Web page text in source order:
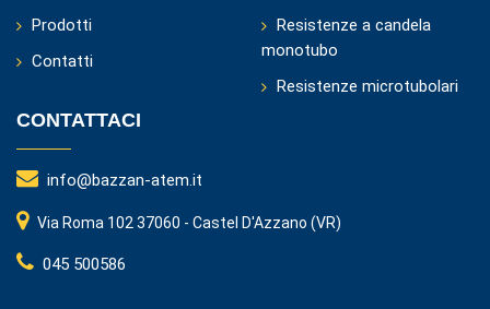
Prodotti
Contatti
Resistenze a candela
monotubo
Resistenze microtubolari
CONTATTACI
info@bazzan-atem.it
Via Roma 102 37060 - Castel D'Azzano (VR)
045 500586